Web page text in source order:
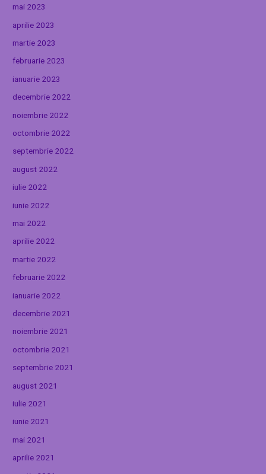
mai 2023
aprilie 2023
martie 2023
februarie 2023
ianuarie 2023
decembrie 2022
noiembrie 2022
octombrie 2022
septembrie 2022
august 2022
iulie 2022
iunie 2022
mai 2022
aprilie 2022
martie 2022
februarie 2022
ianuarie 2022
decembrie 2021
noiembrie 2021
octombrie 2021
septembrie 2021
august 2021
iulie 2021
iunie 2021
mai 2021
aprilie 2021